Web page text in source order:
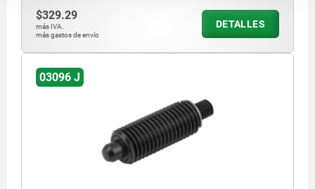
$329.29
más IVA.
más gastos de envío
DETALLES
03096 J